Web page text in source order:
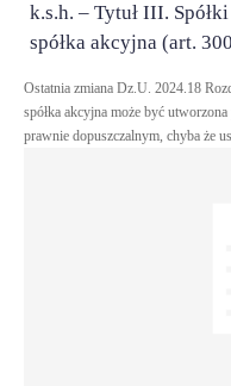
k.s.h. – Tytuł III.
spółka akcyjna (art.
Ostatnia zmiana Dz.U. 2024.18 Rozdział 1 Powstanie spółki Art. 3001. § 1. Prosta
spółka akcyjna może być